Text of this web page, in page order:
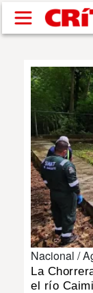
Pasar al
SUCESOS
NACIONAL
POLÍTICA
SHOW
DEPORTES
Nacional /
La
el río